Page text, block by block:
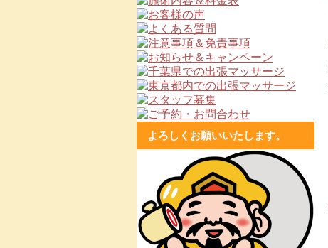
よろしくお願いいたします。